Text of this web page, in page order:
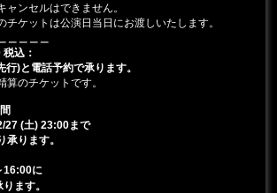
ャンセルはできません。
チケットは公演日当日にお渡しいたします。
込：
行)と電話予約で承ります。
算のチケットです。
27 (土) 23:00まで
承ります。
16:00に
ます。